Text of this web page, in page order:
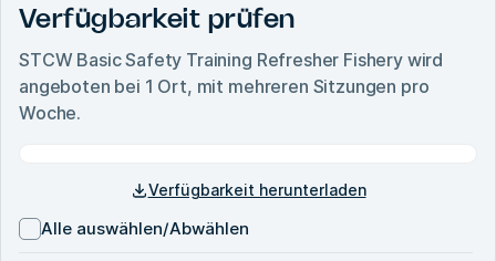
Verfügbarkeit prüfen
STCW Basic Safety Training Refresher Fisherywird
angeboten bei 1 Ort, mit mehreren Sitzungen pro
Woche.
Verfügbarkeit herunterladen
Alle auswählen/Abwählen